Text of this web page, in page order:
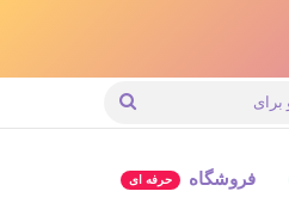
جستجو
فروشگاه حرفه ای